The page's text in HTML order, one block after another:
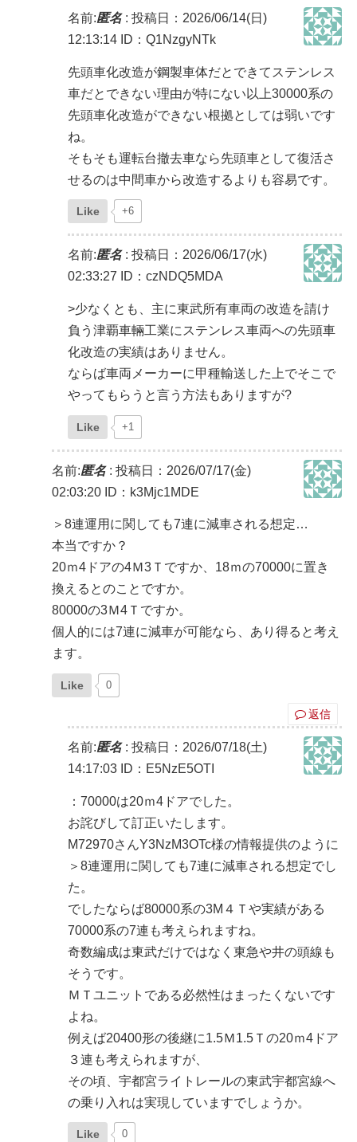
名前:匿名: 投稿日：2026/06/14(日)
12:13:14 ID：Q1NzgyNTk
先頭車化改造が鋼製車体だとできてステンレス
車だとできない理由が特にない以上30000系の
先頭車化改造ができない根拠としては弱いです
ね。
そもそも運転台撤去車なら先頭車として復活さ
せるのは中間車から改造するよりも容易です。
Like +6
名前:匿名: 投稿日：2026/06/17(水)
02:33:27
ID：czNDQ5MDA
>少なくとも、主に東武所有車両の改造を請け
負う津覇車輛工業にステンレス車両への先頭車
化改造の実績はありません。
ならば車両メーカーに甲種輸送した上でそこで
やってもらうと言う方法もありますが?
Like +1
名前:匿名: 投稿日：2026/07/17(金)
02:03:20 ID：k3Mjc1MDE
＞8連運用に関しても7連に減車される想定…
本当ですか？
20ｍ4ドアの4Ｍ3Ｔですか、18ｍの70000に置き
換えるとのことですか。
80000の3Ｍ4Ｔですか。
個人的には7連に減車が可能なら、あり得ると考え
ます。
Like 0
返信
名前:匿名: 投稿日：2026/07/18(土)
14:17:03 ID：E5NzE5OTI
：70000は20ｍ4ドアでした。
お詫びして訂正いたします。
M72970さんY3NzM3OTc様の情報提供のように
＞8連運用に関しても7連に減車される想定でし
た。
でしたならば80000系の3M４Ｔや実績がある
70000系の7連も考えられますね。
奇数編成は東武だけではなく東急や井の頭線も
そうです。
ＭＴユニットである必然性はまったくないです
よね。
例えば20400形の後継に1.5Ｍ1.5Ｔの20ｍ4ドア
３連も考えられますが、
その頃、宇都宮ライトレールの東武宇都宮線へ
の乗り入れは実現していますでしょうか。
Like 0